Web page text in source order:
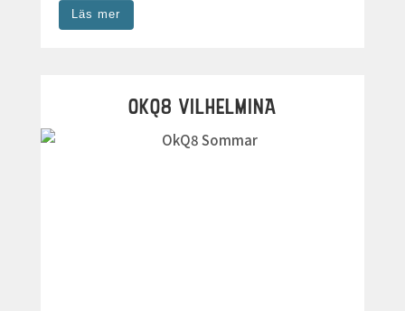
Läs mer
OKQ8 VILHELMINA